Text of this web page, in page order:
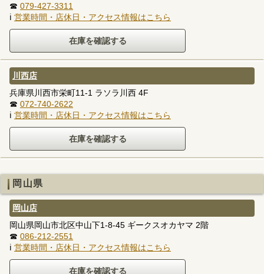
☎ 079-427-3311
ℹ 営業時間・店休日・アクセス情報はこちら
川西店
兵庫県川西市栄町11-1 ラソラ川西 4F
☎ 072-740-2622
ℹ 営業時間・店休日・アクセス情報はこちら
岡山県
岡山店
岡山県岡山市北区中山下1-8-45 ギークスオカヤマ 2階
☎ 086-212-2551
ℹ 営業時間・店休日・アクセス情報はこちら